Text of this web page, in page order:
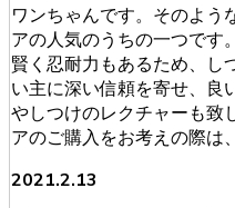
ワンちゃんです。そのよう
アの人気のうちの一つです
賢く忍耐力もあるため、し
い主に深い信頼を寄せ、良
やしつけのレクチャーも致
アのご購入をお考えの際は
2021.2.13